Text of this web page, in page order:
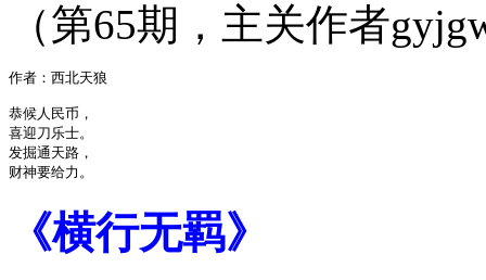
（第65期，主关作者
作者：西北天狼
恭候人民币，
喜迎刀乐士。
发掘通天路，
《横行无羁》